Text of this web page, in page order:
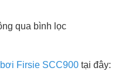
qua bình lọc
Firsie SCC900 tại đây: